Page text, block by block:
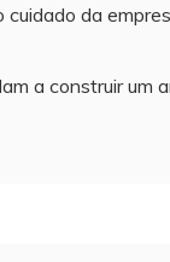
da
a construir um